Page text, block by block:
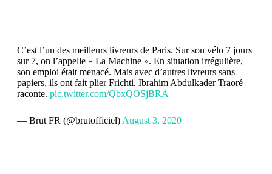
C’est l’un des meilleurs livreurs de Paris. Sur son vélo 7 jours
sur 7, on l’appelle « La Machine ». En situation irrégulière,
son emploi était menacé. Mais avec d’autres livreurs sans
papiers, ils ont fait plier Frichti. Ibrahim Abdulkader Traoré
raconte. pic.twitter.com/QbxQOSjBRA
— Brut FR (@brutofficiel) August 3, 2020